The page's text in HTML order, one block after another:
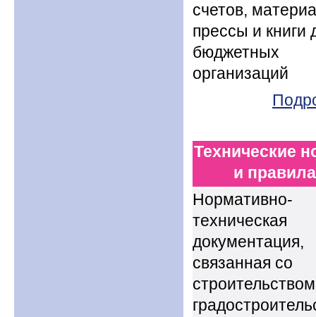
счетов,
прессы и книги
бюджетных
организаций
Технические
и правила
Нормативно-
техническая
документация,
связанная со